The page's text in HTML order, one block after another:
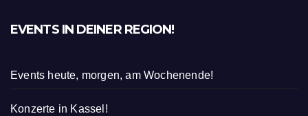
EVENTS IN DEINER REGION!
Events heute, morgen, am Wochenende!
Konzerte in Kassel!